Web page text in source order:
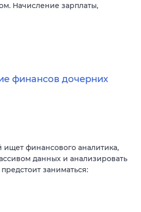
Начисление зарплаты,
финансов дочерних
финансового аналитика,
данных и анализировать
заниматься: